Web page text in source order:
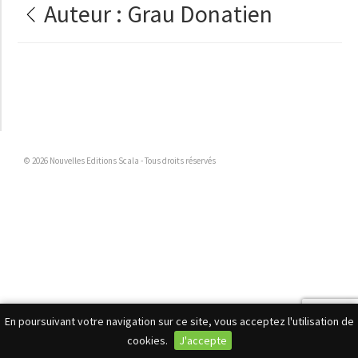
En poursuivant votre navigation sur ce site, vous acceptez l'utilisation de
cookies.
J'accepte
Auteur : Grau Donatien
© 2026 Nouvelles Editions Scala - Tous droits réservés